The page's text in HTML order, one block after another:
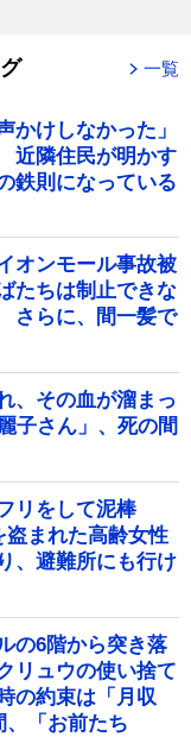
一覧
かけしなかった」
近隣住民が明かす
鉄則になっている
オンモール事故被
たちは制止できな
さらに、間一髪で
、その血が溜まっ
子さん」、死の間
リをして泥棒
まれた高齢女性
、避難所にも行け
の6階から突き落
ュウの使い捨て
の約束は「月収
、「お前たち